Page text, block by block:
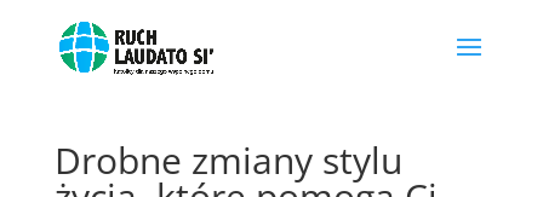
Drobne zmiany stylu